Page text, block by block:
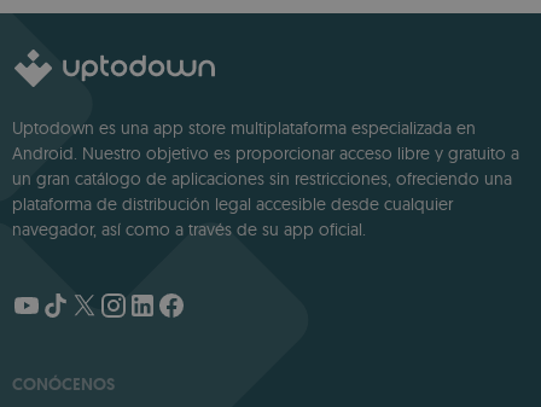
Uptodown es una app store multiplataforma especializada en
Android. Nuestro objetivo es proporcionar acceso libre y gratuito a
un gran catálogo de aplicaciones sin restricciones, ofreciendo una
plataforma de distribución legal accesible desde cualquier
navegador, así como a través de su app oficial.
CONÓCENOS